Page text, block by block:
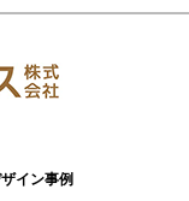
イン事例